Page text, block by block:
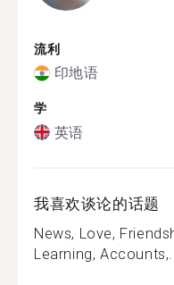
流利
印地语
学
英语
我喜欢谈论的话题
News, Love,
Learning, Accounts,...